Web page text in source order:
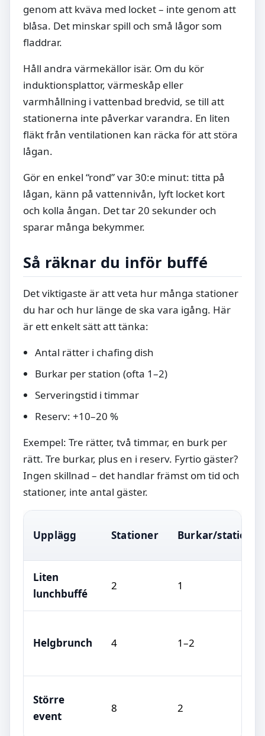
genom att kväva med locket – inte genom att
blåsa. Det minskar spill och små lågor som
fladdrar.
Håll andra värmekällor isär. Om du kör
induktionsplattor, värmeskåp eller
varmhållning i vattenbad bredvid, se till att
stationerna inte påverkar varandra. En liten
fläkt från ventilationen kan räcka för att störa
lågan.
Gör en enkel “rond” var 30:e minut: titta på
lågan, känn på vattennivån, lyft locket kort
och kolla ångan. Det tar 20 sekunder och
sparar många bekymmer.
Så räknar du inför buffé
Det viktigaste är att veta hur många stationer
du har och hur länge de ska vara igång. Här
är ett enkelt sätt att tänka:
Antal rätter i chafing dish
Burkar per station (ofta 1–2)
Serveringstid i timmar
Reserv: +10–20 %
Exempel: Tre rätter, två timmar, en burk per
rätt. Tre burkar, plus en i reserv. Fyrtio gäster?
Ingen skillnad – det handlar främst om tid och
stationer, inte antal gäster.
Upplägg Stationer Burkar/station
Liten
lunchbuffé
2 1
Helgbrunch 4 1–2
Större
event
8 2